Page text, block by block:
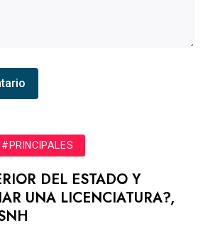
#PRINCIPALES
DEL ESTADO Y
UNA LICENCIATURA?,